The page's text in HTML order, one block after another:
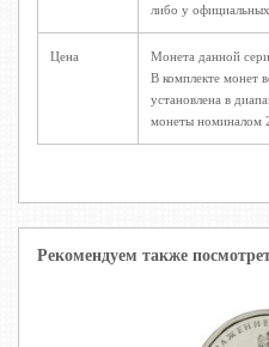
либо у
Цена
Монета данной
В комплекте монет
установлена в
монеты номиналом
Рекомендуем также